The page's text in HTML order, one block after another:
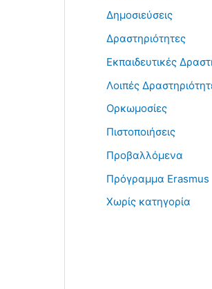
Δημοσιεύσεις
Δραστηριότητες
Εκπαιδευτικές
Λοιπές
Ορκωμοσίες
Πιστοποιήσεις
Προβαλλόμενα
Πρόγραμμα Erasmus
Χωρίς κατηγορία